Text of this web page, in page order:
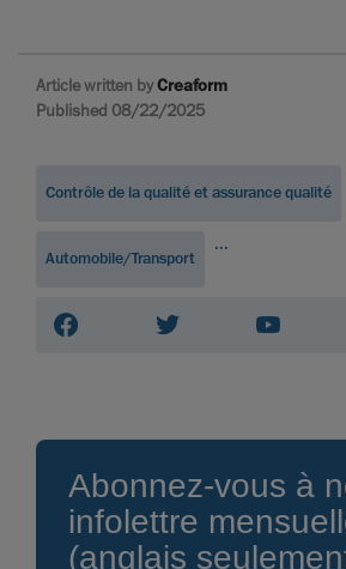
Article written byCreaform
Published 08/22/2025
Contrôle de la qualité et assurance qualité
Automobile/Transport
...